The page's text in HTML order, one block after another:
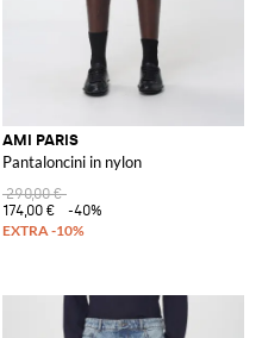
AMI PARIS
Pantaloncini in nylon
290,00 €
174,00 €
-40%